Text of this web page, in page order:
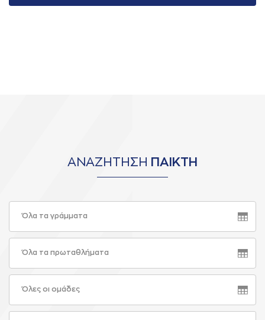
ΑΝΑΖΗΤΗΣΗ ΠΑΙΚΤΗ
Όλα τα γράμματα
Όλα τα πρωταθλήματα
Όλες οι ομάδες